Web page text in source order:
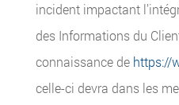
incident impactant
des Informations du
connaissance de https://
celle-ci devra dans les